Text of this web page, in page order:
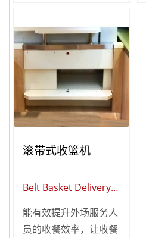
统，让桌面整洁不脏
乱！ 「隐藏式收盘系
滚带式收篮机
Belt Basket Delivery
能有效提升外场服务人
员的收餐效率，让收餐